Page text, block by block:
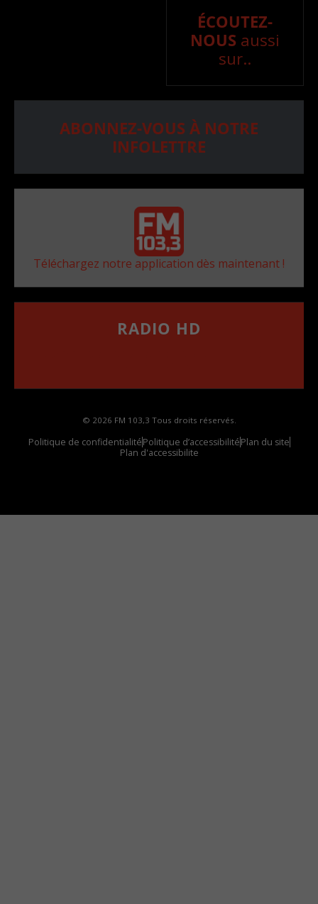
ÉCOUTEZ-
NOUS aussi
sur..
ABONNEZ-VOUS À NOTRE
INFOLETTRE
Téléchargez notre application dès maintenant !
RADIO HD
© 2026 FM 103,3 Tous droits réservés.
Politique de confidentialitéPolitique d’accessibilitéPlan du site
Plan d'accessibilite